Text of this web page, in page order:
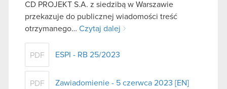
CD PROJEKT S.A. z siedzibą w Warszawie
przekazuje do publicznej wiadomości treść
otrzymanego… Czytaj dalej
PDF ESPI - RB 25/2023
PDF Zawiadomienie - 5 czerwca 2023 [EN]